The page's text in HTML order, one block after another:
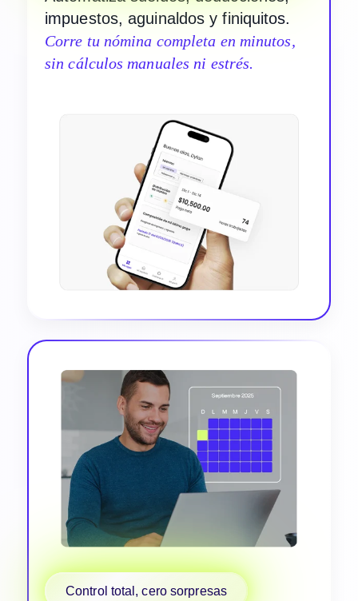
impuestos, aguinaldos y finiquitos.
Corre tu nómina completa en minutos,
sin cálculos manuales ni estrés.
Control total, cero sorpresas